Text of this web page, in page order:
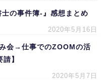
士の事件簿-』感想まとめ
2020年5月16日
会→仕事でのZOOMの活
】
2020年5月7日